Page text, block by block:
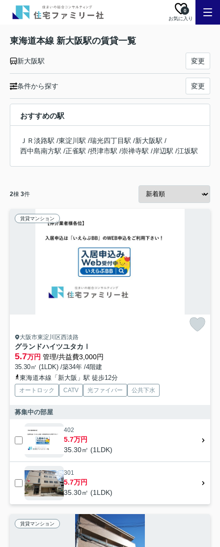
お気に入り
0
東海道本線 新大阪駅の賃貸一覧
新大阪駅 変更
条件から探す 変更
おすすめの駅
ＪＲ淡路駅 /東淀川駅 /瑞光四丁目駅 /新大阪駅 /
西中島南方駅 /正雀駅 /摂津市駅 /崇禅寺駅 /岸辺駅 /江坂駅
2棟 3件
賃貸マンション
大阪市東淀川区西淡路
グランドハイツユタカⅠ
5.7万円 管理/共益費3,000円
35.30㎡ (1LDK) /築34年 /4階建
東海道本線「新大阪」駅 徒歩12分
オートロック CATV 光ファイバー 公共下水
募集中の部屋
402
5.7万円
35.30㎡ (1LDK)
301
5.7万円
35.30㎡ (1LDK)
賃貸マンション